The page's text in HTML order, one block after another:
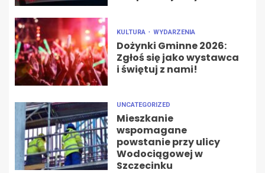
KULTURA WYDARZENIA
Dożynki Gminne 2026:
Zgłoś się jako wystawca
i świętuj z nami!
UNCATEGORIZED
Mieszkanie
wspomagane
powstanie przy ulicy
Wodociągowej w
Szczecinku